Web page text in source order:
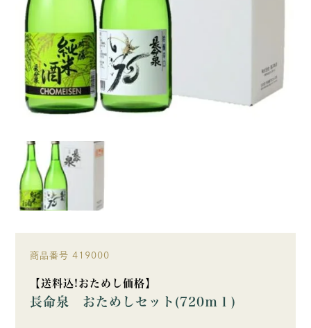
商品番号 419000
【送料込!おためし価格】
長命泉 おためしセット(720ｍｌ)